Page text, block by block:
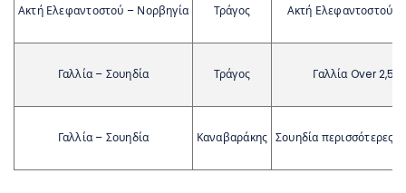
Ακτή Ελεφαντοστού – Νορβηγία Τράγος Ακτή Ελεφαντοστού
Γαλλία – Σουηδία Τράγος Γαλλία Over 2,5
Γαλλία – Σουηδία Καναβαράκης Σουηδία περισσότερες